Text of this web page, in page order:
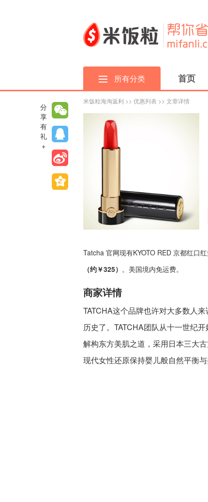
所有分类 首页
米饭粒海淘返利 >> 优惠列表 >> 文章详情
Tatcha 官网现有KYOTO RED 京都红口
（约￥325） 。美国境内免运费。
商家详情
TATCHA这个品牌也许对大多数人
历史了。TATCHA团队从十一世纪
解构东方美肌之道，采用日本三大
现代女性还原保持婴儿般自然平衡与
分
享
有
礼
+